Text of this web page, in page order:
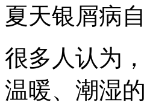
夏天银屑病
很多人认为
温暖、潮湿